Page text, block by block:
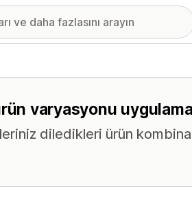
varyasyonu
diledikleri ürün